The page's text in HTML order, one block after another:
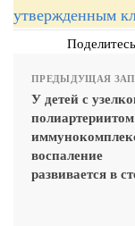
утвержденным
ПРЕДЫДУЩАЯ
У детей с
полиартериитом
воспаление
развивается в